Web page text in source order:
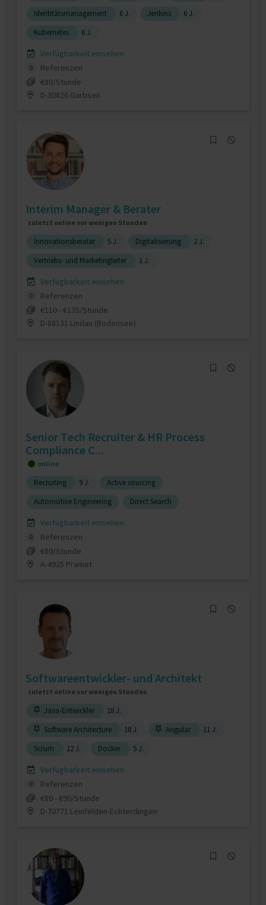
Identitätsmanagement
6 J. Jenkins
6 J.
Kubernetes
6 J.
Verfügbarkeit einsehen
0
Referenzen
€80/Stunde
D-30826 Garbsen
Interim Manager & Berater
zuletzt online vor wenigen Stunden
Innovationsberater 5 J. Digitalisierung
2 J.
Vertriebs- und Marketingleiter
1 J.
Verfügbarkeit einsehen
0
Referenzen
€110 - €135/Stunde
D-88131 Lindau (Bodensee)
Senior Tech Recruiter & HR Process
Compliance C...
online
Recruiting 9 J.
Active sourcing
Automotive Engineering
Direct Search
Verfügbarkeit einsehen
0
Referenzen
€80/Stunde
A-4925 Pramet
Softwareentwickler- und Architekt
zuletzt online vor wenigen Stunden
Java-Entwickler
18 J.
Software Architecture
18 J. Angular
11 J.
Scrum
12 J. Docker 5 J.
Verfügbarkeit einsehen
0
Referenzen
€80 - €90/Stunde
D-70771 Leinfelden-Echterdingen